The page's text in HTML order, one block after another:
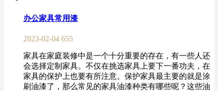
办公家具常用漆
2023-02-04 655
家具在家庭装修中是一个十分重要的存在，有一些人还
会选择定制家具。不仅在挑选家具上要下一番功夫，在
家具的保护上也要有所注意。保护家具最主要的就是涂
刷油漆了，那么常见的家具油漆种类有哪些呢？这些油